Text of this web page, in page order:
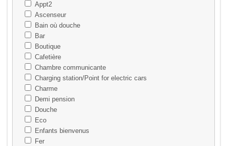
Appt2
Ascenseur
Bain où douche
Bar
Boutique
Cafetière
Chambre communicante
Charging station/Point for electric cars
Charme
Demi pension
Douche
Eco
Enfants bienvenus
Fer